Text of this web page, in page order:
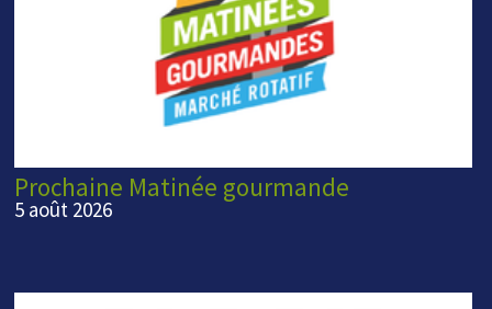
Prochaine Matinée gourmande
5 août 2026